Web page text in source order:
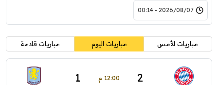
2026/08/07 - 00:14
مباريات الأمس مباريات اليوم مباريات قادمة
2 12:00 م 1